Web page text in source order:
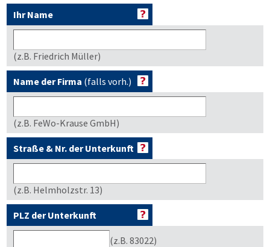
Ihr Name
(z.B. Friedrich Müller)
Name der Firma (falls vorh.)
(z.B. FeWo-Krause GmbH)
Straße & Nr. der Unterkunft
(z.B. Helmholzstr. 13)
PLZ der Unterkunft
(z.B. 83022)